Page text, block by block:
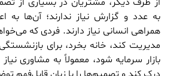
به عدد و گزارش نیاز ندارند؛ آن‌ها به
همراهی انسانی نیاز دارند. فردی که
مدیریت کند، خانه بخرد، برای بازنشستگی
بازار سرمایه شود، معمولاً به مشاوری نیاز